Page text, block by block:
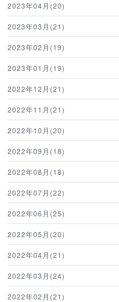
2023年04月(20)
2023年03月(21)
2023年02月(19)
2023年01月(19)
2022年12月(21)
2022年11月(21)
2022年10月(20)
2022年09月(18)
2022年08月(18)
2022年07月(22)
2022年06月(25)
2022年05月(20)
2022年04月(21)
2022年03月(24)
2022年02月(21)